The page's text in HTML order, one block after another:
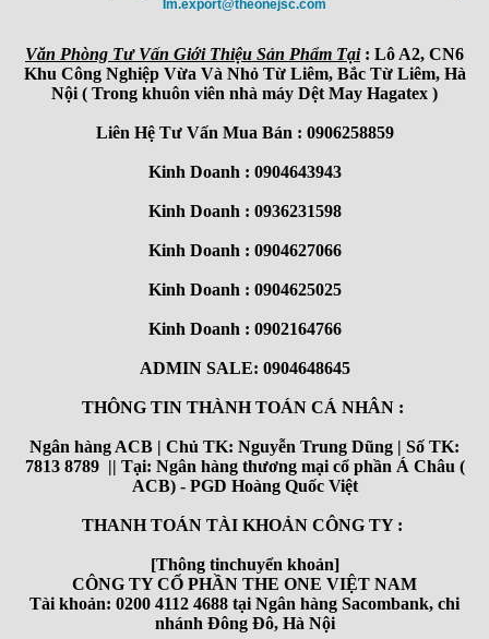
Im.export@theonejsc.com
Văn Phòng Tư Vấn Giới Thiệu Sản Phẩm Tại: Lô A2, CN6
Khu Công Nghiệp Vừa Và Nhỏ Từ Liêm, Bắc Từ Liêm, Hà
Nội ( Trong khuôn viên nhà máy Dệt May Hagatex )
Liên Hệ Tư Vấn Mua Bán : 0906258859
Kinh Doanh : 0904643943
Kinh Doanh : 0936231598
Kinh Doanh : 0904627066
Kinh Doanh : 0904625025
Kinh Doanh : 0902164766
ADMIN SALE: 0904648645
THÔNG TIN THÀNH TOÁN CÁ NHÂN :
Ngân hàng ACB | Chủ TK: Nguyễn Trung Dũng | Số TK:
7813 8789 || Tại: Ngân hàng thương mại cổ phần Á Châu (
ACB) - PGD Hoàng Quốc Việt
THANH TOÁN TÀI KHOẢN CÔNG TY :
[Thông tinchuyển khoản]
CÔNG TY CỔ PHẦN THE ONE VIỆT NAM
Tài khoản: 0200 4112 4688 tại Ngân hàng Sacombank, chi
nhánh Đông Đô, Hà Nội